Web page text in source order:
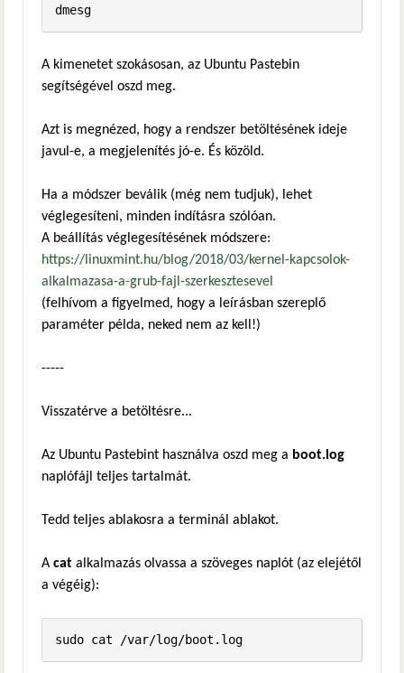
dmesg
A kimenetet szokásosan, az Ubuntu Pastebin
segítségével oszd meg.
Azt is megnézed, hogy a rendszer betöltésének ideje
javul-e, a megjelenítés jó-e. És közöld.
Ha a módszer beválik (még nem tudjuk), lehet
véglegesíteni, minden indításra szólóan.
A beállítás véglegesítésének módszere:
https://linuxmint.hu/blog/2018/03/kernel-kapcsolok-
alkalmazasa-a-grub-fajl-szerkesztesevel
(felhívom a figyelmed, hogy a leírásban szereplő
paraméter példa, neked nem az kell!)
-----
Visszatérve a betöltésre...
Az Ubuntu Pastebint használva oszd meg a boot.log
naplófájl teljes tartalmát.
Tedd teljes ablakosra a terminál ablakot.
A cat alkalmazás olvassa a szöveges naplót (az elejétől
a végéig):
sudo cat /var/log/boot.log